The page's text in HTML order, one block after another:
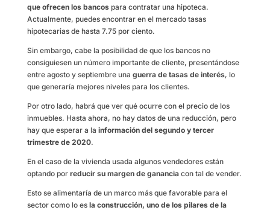
que ofrecen los bancospara contratar una hipoteca.
Actualmente, puedes encontrar en el mercado tasas
hipotecarias de hasta 7.75 por ciento.
Sin embargo, cabe la posibilidad de que los bancos no
consiguiesen un número importante de cliente, presentándose
entre agosto y septiembre una guerra de tasas de interés, lo
que generaría mejores niveles para los clientes.
Por otro lado, habrá que ver qué ocurre con el precio de los
inmuebles. Hasta ahora, no hay datos de una reducción, pero
hay que esperar a la información del segundo y tercer
trimestre de 2020.
En el caso de la vivienda usada algunos vendedores están
optando por reducir su margen de gananciacon tal de vender.
Esto se alimentaría de un marco más que favorable para el
sector como lo es la construcción, uno de los pilares de la